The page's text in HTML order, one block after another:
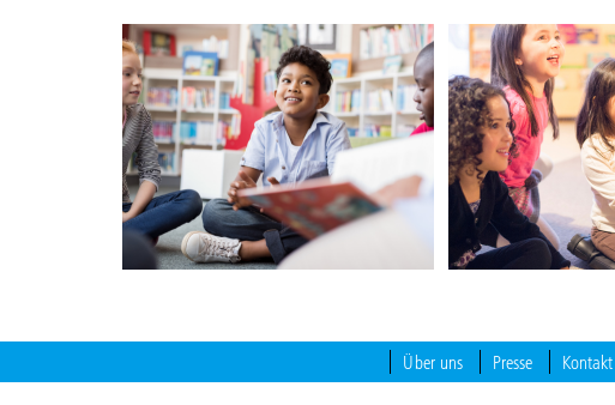
Über uns Presse Kontakt